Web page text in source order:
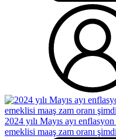
2024 yılı Mayıs ayı
emeklisi maaş zam oranı